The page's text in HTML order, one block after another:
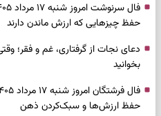
حفظ چیزهایی که ارزش ماندن دارند
دعای نجات از گرفتاری، غم و فقر؛
بخوانید
حفظ ارزش‌ها و سبک‌کردن ذهن